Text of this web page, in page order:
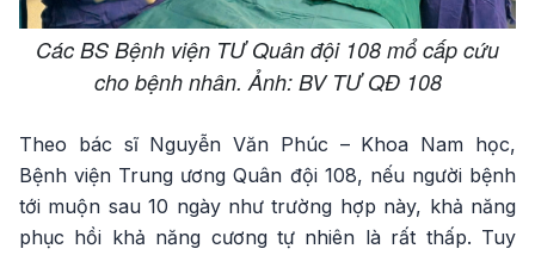
Các BS Bệnh viện TƯ Quân đội 108 mổ cấp cứu
cho bệnh nhân. Ảnh: BV TƯ QĐ 108
Theo bác sĩ Nguyễn Văn Phúc – Khoa Nam học,
Bệnh viện Trung ương Quân đội 108, nếu người bệnh
tới muộn sau 10 ngày như trường hợp này, khả năng
phục hồi khả năng cương tự nhiên là rất thấp. Tuy